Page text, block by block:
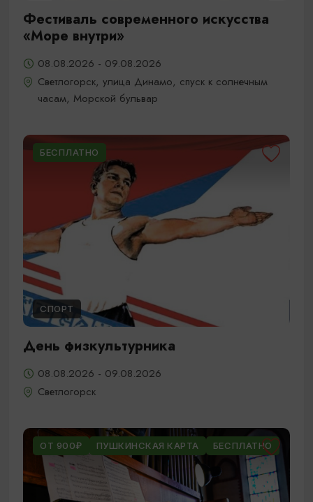
Фестиваль современного искусства
«Море внутри»
08.08.2026 - 09.08.2026
Светлогорск, улица Динамо, спуск к солнечным
часам, Морской бульвар
БЕСПЛАТНО
СПОРТ
День физкультурника
08.08.2026 - 09.08.2026
Светлогорск
ОТ 900₽ ПУШКИНСКАЯ КАРТА БЕСПЛАТНО